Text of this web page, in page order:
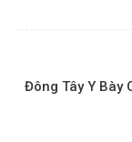
Đông Tây Y Bày